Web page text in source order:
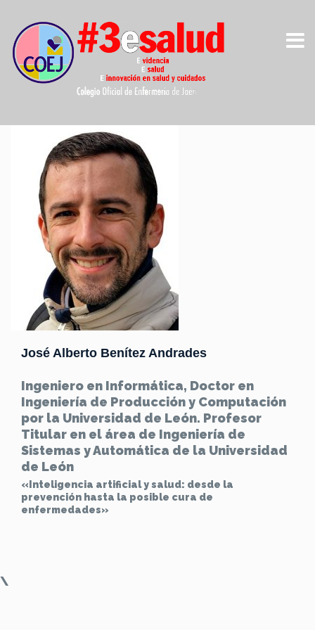
José Alberto Benítez Andrades
Ingeniero en Informática, Doctor en
Ingeniería de Producción y Computación
por la Universidad de León. Profesor
Titular en el área de Ingeniería de
Sistemas y Automática de la Universidad
de León
«Inteligencia artificial y salud: desde la
prevención hasta la posible cura de
enfermedades»
\